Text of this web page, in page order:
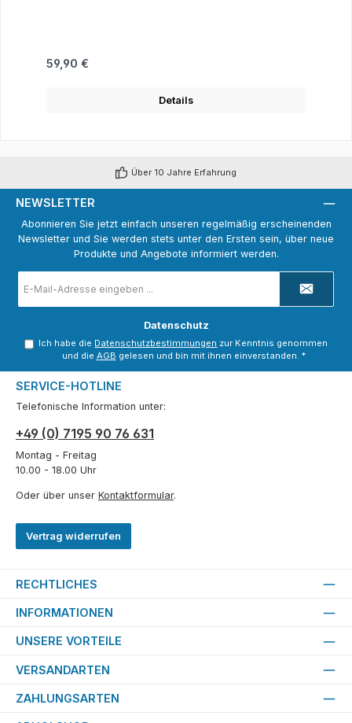
Regulärer Preis:
59,90 €
Details
Über 10 Jahre Erfahrung
NEWSLETTER
Abonnieren Sie jetzt einfach unseren regelmäßig erscheinenden
Newsletter und Sie werden stets unter den Ersten sein, über neue
Produkte und Angebote informiert werden.
Mail-
Adresse
Datenschutz
Ich habe die Datenschutzbestimmungen zur Kenntnis genommen
und die AGB gelesen und bin mit ihnen einverstanden. *
SERVICE-HOTLINE
Telefonische Information unter:
+49 (0) 7195 90 76 631
Montag - Freitag
10.00 - 18.00 Uhr
Oder über unser Kontaktformular.
Vertrag widerrufen
RECHTLICHES
INFORMATIONEN
UNSERE VORTEILE
VERSANDARTEN
ZAHLUNGSARTEN